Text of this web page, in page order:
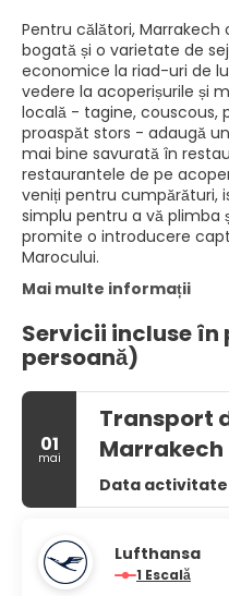
Pentru călători, Marrakech
bogată și o varietate de
economice la riad-uri de
vedere la acoperișurile și
locală - tagine, couscous,
proaspăt stors - adaugă
mai bine savurată în
restaurantele de pe
veniți pentru cumpărături,
simplu pentru a vă plimba
promite o introducere
Marocului.
Mai multe informații
Servicii incluse
persoană)
01
mai
Transport
Marrakech
Data activitate
Lufthansa
1 Escală